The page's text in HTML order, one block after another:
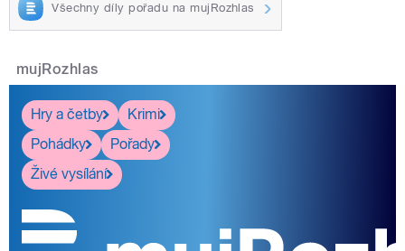
Všechny díly pořadu na mujRozhlas
mujRozhlas
Hry a četby
Krimi
Pohádky
Pořady
Živé vysílání